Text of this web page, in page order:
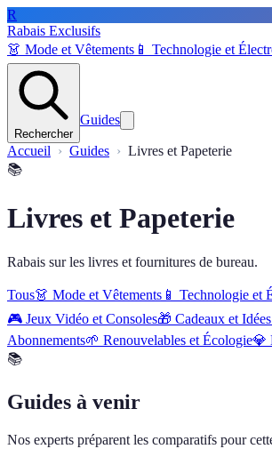
R
Rabais Exclusifs
👗 Mode et Vêtements 📱 Technologie et
Rechercher
Guides
Accueil Guides
Livres et Papeterie
📚
Livres et Papeterie
Rabais sur les livres et fournitures de bureau.
Tous👗 Mode et Vêtements 📱 Technologie et
🎮 Jeux Vidéo et Consoles🎁 Cadeaux et Idées
Abonnements🌱 Renouvelables et Écologie💎
📚
Guides à venir
Nos experts préparent les comparatifs pour